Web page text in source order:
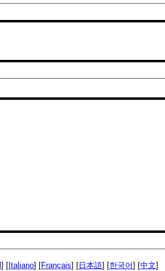
] [ Italiano] [Français] [ 日本語] [한국어] [中文]